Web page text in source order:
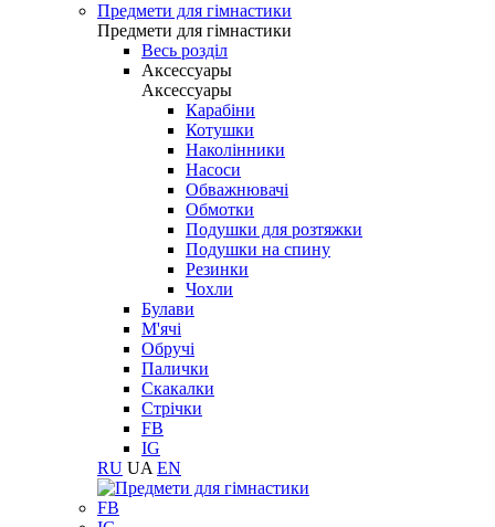
Предмети для гімнастики
Предмети для гімнастики
Весь розділ
Аксессуары
Аксессуары
Карабіни
Котушки
Наколінники
Насоси
Обважнювачі
Обмотки
Подушки для розтяжки
Подушки на спину
Резинки
Чохли
Булави
М'ячі
Обручі
Палички
Скакалки
Стрічки
FB
IG
RU UA EN
FB